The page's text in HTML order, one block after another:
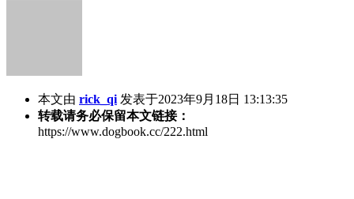
本文由 rick_qi 发表于2023年9月18日 13:13:35
转载请务必保留本文链接：
https://www.dogbook.cc/222.html